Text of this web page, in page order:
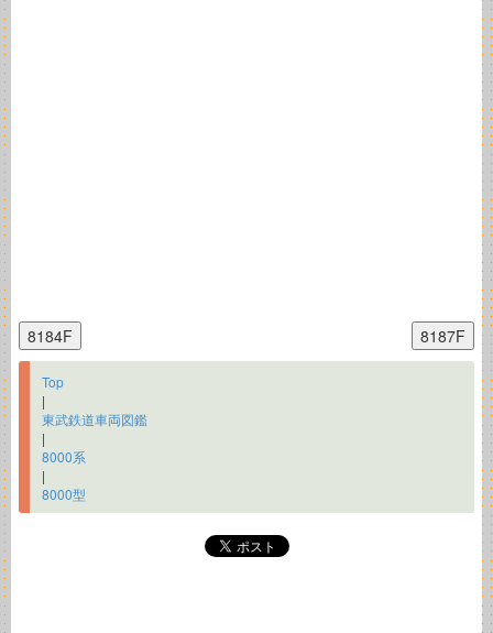
Top
|
東武鉄道車両図鑑
|
8000系
|
8000型